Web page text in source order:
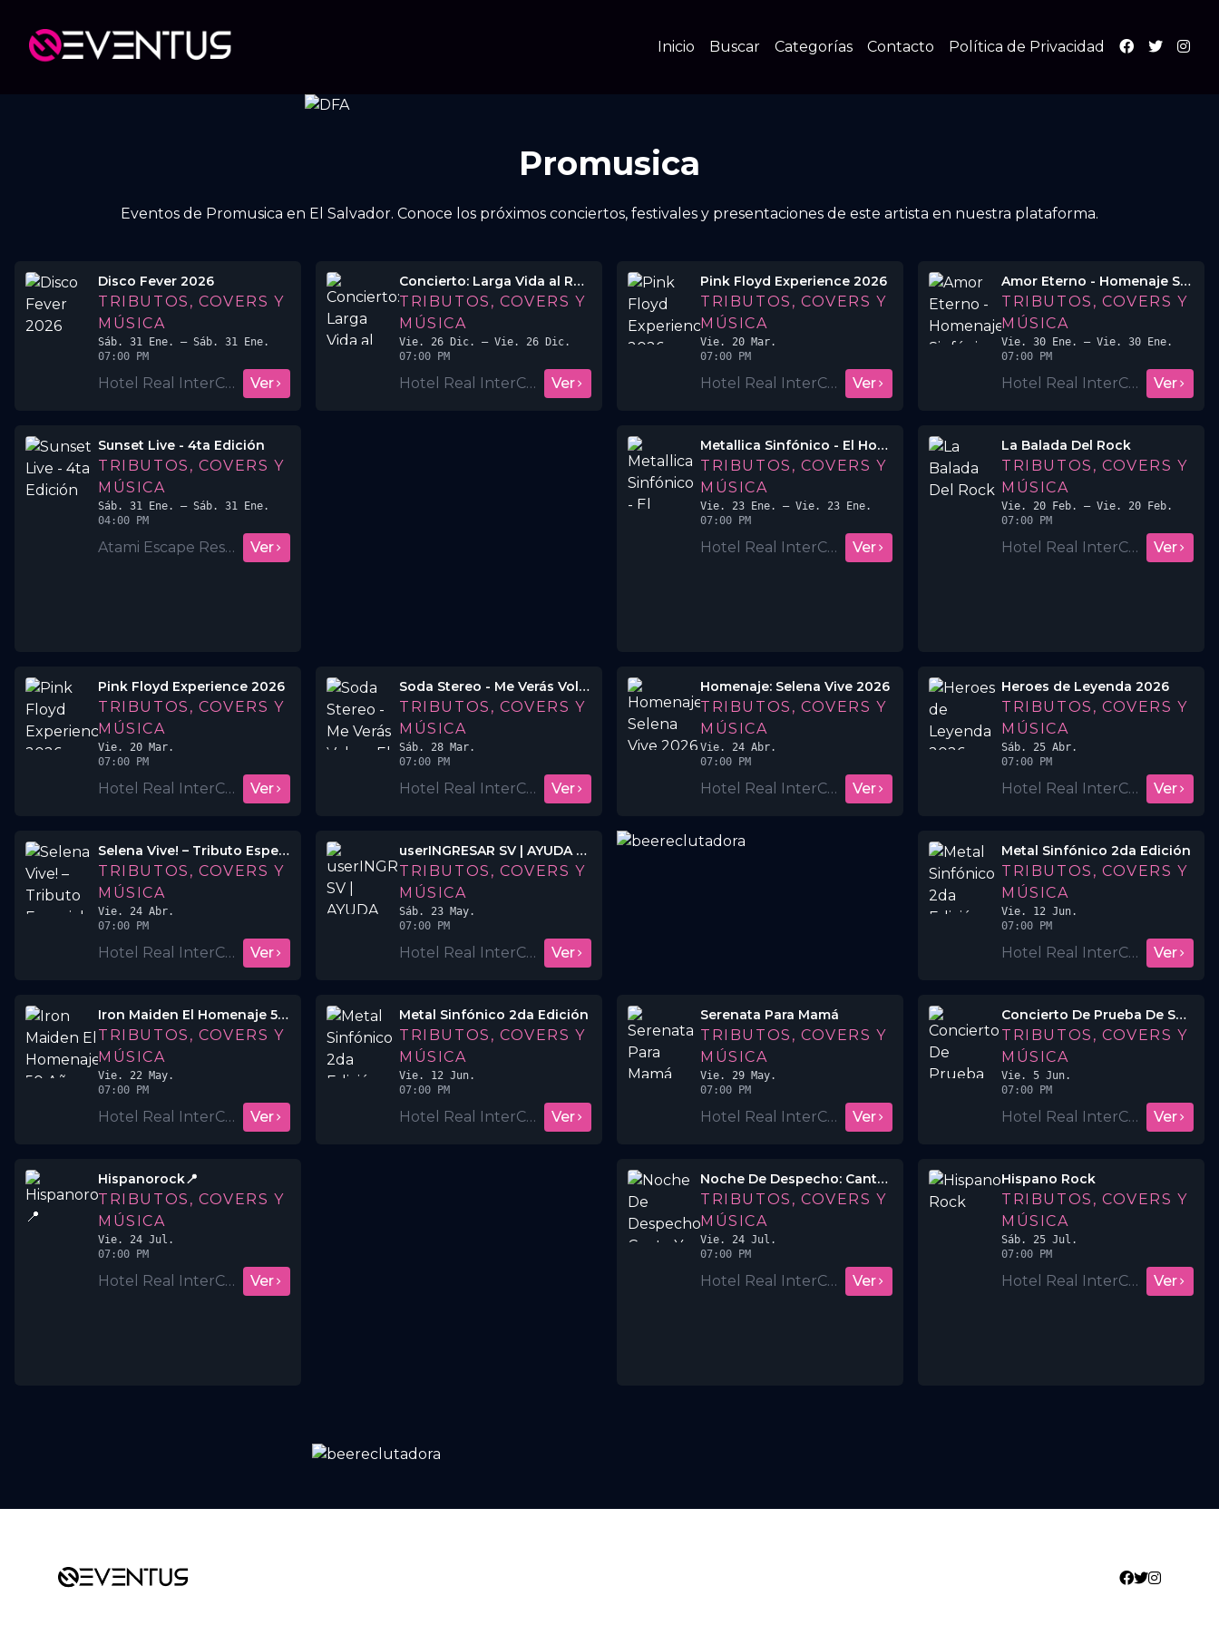
Inicio Buscar Categorías Contacto Política de Privacidad
Promusica
Eventos de Promusica en El Salvador. Conoce los próximos conciertos, festivales y presentaciones de este artista en nuestra plataforma.
Disco Fever 2026
TRIBUTOS, COVERS Y
MÚSICA
Sáb. 31 Ene.
– Sáb. 31 Ene.
07:00 PM
Hotel Real InterContinental San Salvador Ver
Concierto: Larga Vida al Rock 2025
TRIBUTOS, COVERS Y
MÚSICA
Vie. 26 Dic.
– Vie. 26 Dic.
07:00 PM
Hotel Real InterContinental San Salvador Ver
Pink Floyd Experience 2026
TRIBUTOS, COVERS Y
MÚSICA
Vie. 20 Mar.
07:00 PM
Hotel Real InterContinental San Salvador Ver
Amor Eterno - Homenaje Sinfónico a Rocío Dúrcal y Juan Gabriel 🇸🇻
TRIBUTOS, COVERS Y
MÚSICA
Vie. 30 Ene.
– Vie. 30 Ene.
07:00 PM
Hotel Real InterContinental San Salvador Ver
Sunset Live - 4ta Edición
TRIBUTOS, COVERS Y
MÚSICA
Sáb. 31 Ene.
– Sáb. 31 Ene.
04:00 PM
Atami Escape Resort Ver
Metallica Sinfónico - El Homenaje
TRIBUTOS, COVERS Y
MÚSICA
Vie. 23 Ene.
– Vie. 23 Ene.
07:00 PM
Hotel Real InterContinental San Salvador Ver
La Balada Del Rock
TRIBUTOS, COVERS Y
MÚSICA
Vie. 20 Feb.
– Vie. 20 Feb.
07:00 PM
Hotel Real InterContinental San Salvador Ver
Pink Floyd Experience 2026
TRIBUTOS, COVERS Y
MÚSICA
Vie. 20 Mar.
07:00 PM
Hotel Real InterContinental San Salvador Ver
Soda Stereo - Me Verás Volver El Homenaje
TRIBUTOS, COVERS Y
MÚSICA
Sáb. 28 Mar.
07:00 PM
Hotel Real InterContinental San Salvador Ver
Homenaje: Selena Vive 2026
TRIBUTOS, COVERS Y
MÚSICA
Vie. 24 Abr.
07:00 PM
Hotel Real InterContinental San Salvador Ver
Heroes de Leyenda 2026
TRIBUTOS, COVERS Y
MÚSICA
Sáb. 25 Abr.
07:00 PM
Hotel Real InterContinental San Salvador Ver
Selena Vive! – Tributo Especial 🎶💃
TRIBUTOS, COVERS Y
MÚSICA
Vie. 24 Abr.
07:00 PM
Hotel Real InterContinental San Salvador Ver
userINGRESAR SV | AYUDA EN ES La Que Canta - El Show Mamás Luchonas
TRIBUTOS, COVERS Y
MÚSICA
Sáb. 23 May.
07:00 PM
Hotel Real InterContinental San Salvador Ver
Metal Sinfónico 2da Edición
TRIBUTOS, COVERS Y
MÚSICA
Vie. 12 Jun.
07:00 PM
Hotel Real InterContinental San Salvador Ver
Iron Maiden El Homenaje 50 Años
TRIBUTOS, COVERS Y
MÚSICA
Vie. 22 May.
07:00 PM
Hotel Real InterContinental San Salvador Ver
Metal Sinfónico 2da Edición
TRIBUTOS, COVERS Y
MÚSICA
Vie. 12 Jun.
07:00 PM
Hotel Real InterContinental San Salvador Ver
Serenata Para Mamá
TRIBUTOS, COVERS Y
MÚSICA
Vie. 29 May.
07:00 PM
Hotel Real InterContinental San Salvador Ver
Concierto De Prueba De Sonido
TRIBUTOS, COVERS Y
MÚSICA
Vie. 5 Jun.
07:00 PM
Hotel Real InterContinental San Salvador Ver
Hispanorock📍
TRIBUTOS, COVERS Y
MÚSICA
Vie. 24 Jul.
07:00 PM
Hotel Real InterContinental San Salvador Ver
Noche De Despecho: Canta Y No Llores
TRIBUTOS, COVERS Y
MÚSICA
Vie. 24 Jul.
07:00 PM
Hotel Real InterContinental San Salvador Ver
Hispano Rock
TRIBUTOS, COVERS Y
MÚSICA
Sáb. 25 Jul.
07:00 PM
Hotel Real InterContinental San Salvador Ver